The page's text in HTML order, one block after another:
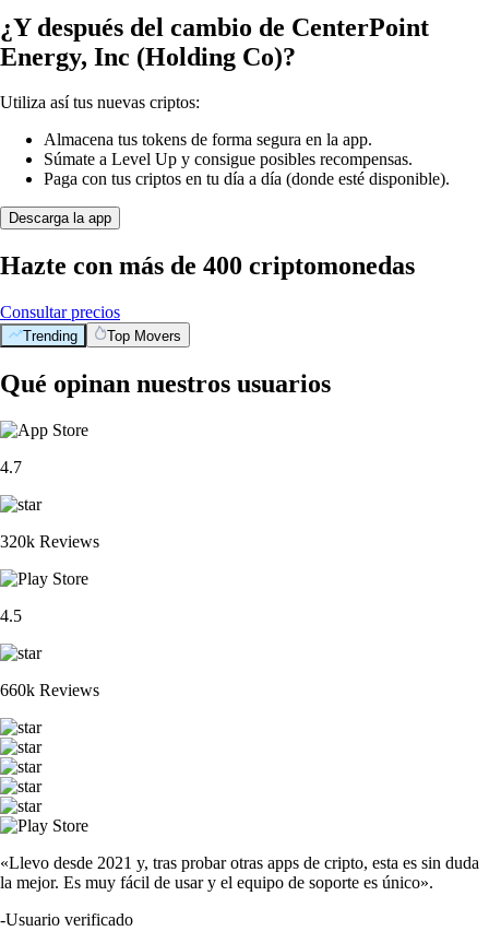
¿Y después del cambio de CenterPoint
Energy, Inc (Holding Co)?
Utiliza así tus nuevas criptos:
Almacena tus tokens de forma segura en la app.
Súmate a Level Up y consigue posibles recompensas.
Paga con tus criptos en tu día a día (donde esté disponible).
Descarga la app
Hazte con más de 400 criptomonedas
Consultar precios
Trending Top Movers
Qué opinan nuestros usuarios
4.7
320k Reviews
4.5
660k Reviews
«Llevo desde 2021 y, tras probar otras apps de cripto, esta es sin duda
la mejor. Es muy fácil de usar y el equipo de soporte es único».
-Usuario verificado